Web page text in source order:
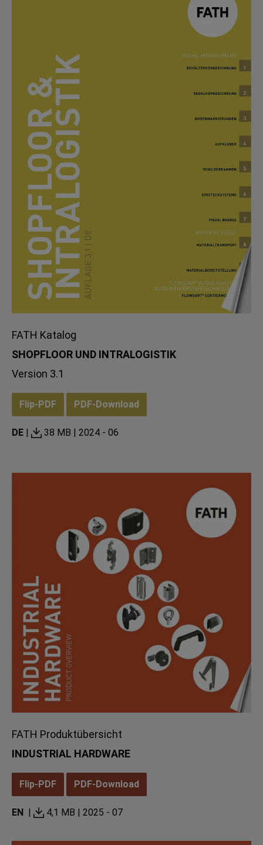
FATH Katalog
SHOPFLOOR UND INTRALOGISTIK
Version 3.1
Flip-PDF PDF-Download
DE | 38 MB | 2024 - 06
FATH Produktübersicht
INDUSTRIAL HARDWARE
Flip-PDF PDF-Download
EN | 4,1 MB | 2025 - 07